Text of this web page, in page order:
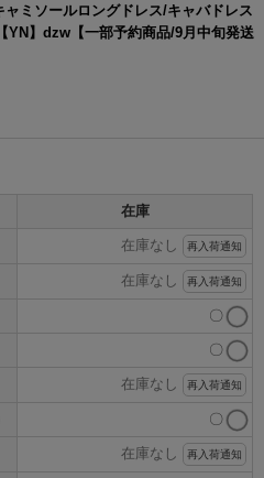
ミソールロングドレス/キャバドレス
YN】dzw【一部予約商品/9月中旬発送
在庫
在庫なし 再入荷通知
在庫なし 再入荷通知
〇
〇
在庫なし 再入荷通知
〇
在庫なし 再入荷通知